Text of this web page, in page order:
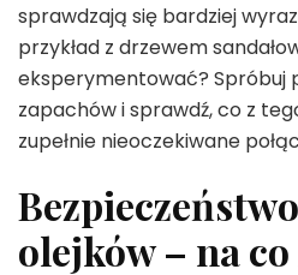
sprawdzają się bardziej
przykład z drzewem
eksperymentować? Spróbuj
zapachów i sprawdź, co z
zupełnie nieoczekiwane
olejków – na